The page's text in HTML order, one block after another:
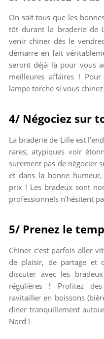
On sait tous que les
tôt durant la braderie de
venir chiner dès le
démarre en fait
seront déjà là pour vous
meilleures affaires !
lampe torche si vous
4/ Négociez sur
La braderie de Lille est
rares, atypiques voir
surement pas de négocier
et dans la bonne humeur,
prix ! Les bradeux sont
professionnels n’hésitent
5/ Prenez le
Chiner c’est parfois aller
de plaisir, de partage et
discuter avec les
régulières ! Profitez
ravitailler en boissons
diner tranquillement
Nord !